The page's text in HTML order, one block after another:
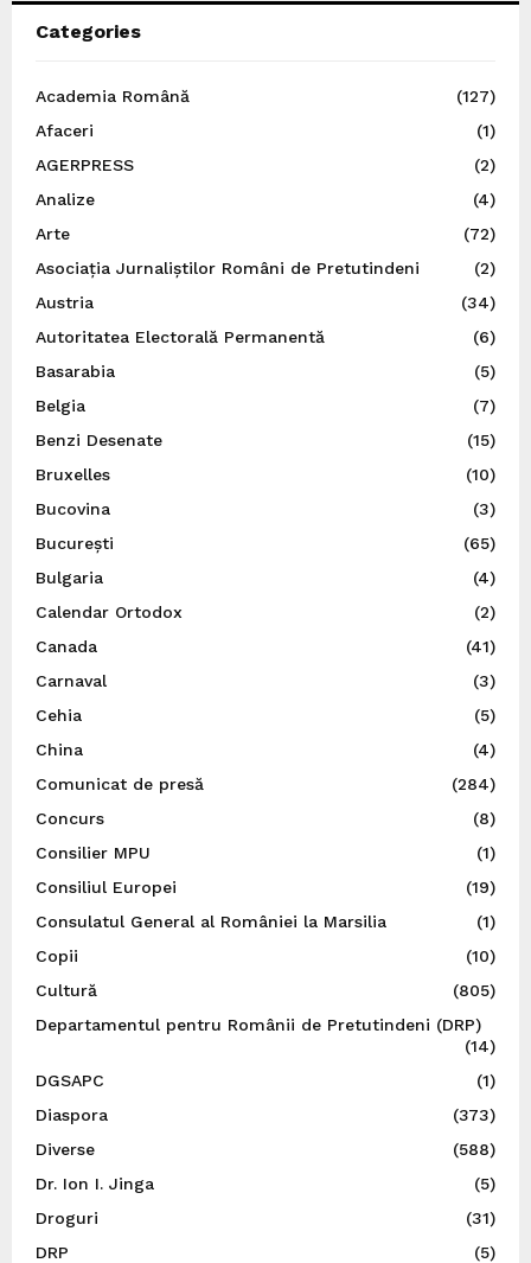
Categories
Academia Română
(127)
Afaceri
(1)
AGERPRESS
(2)
Analize
(4)
Arte
(72)
Asociația Jurnaliștilor Români de Pretutindeni
(2)
Austria
(34)
Autoritatea Electorală Permanentă
(6)
Basarabia
(5)
Belgia
(7)
Benzi Desenate
(15)
Bruxelles
(10)
Bucovina
(3)
București
(65)
Bulgaria
(4)
Calendar Ortodox
(2)
Canada
(41)
Carnaval
(3)
Cehia
(5)
China
(4)
Comunicat de presă
(284)
Concurs
(8)
Consilier MPU
(1)
Consiliul Europei
(19)
Consulatul General al României la Marsilia
(1)
Copii
(10)
Cultură
(805)
Departamentul pentru Românii de Pretutindeni (DRP)
(14)
DGSAPC
(1)
Diaspora
(373)
Diverse
(588)
Dr. Ion I. Jinga
(5)
Droguri
(31)
DRP
(5)